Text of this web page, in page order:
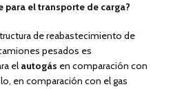
para el transporte de carga?
de reabastecimiento de
pesados es
el autogás en comparación con
en comparación con el gas